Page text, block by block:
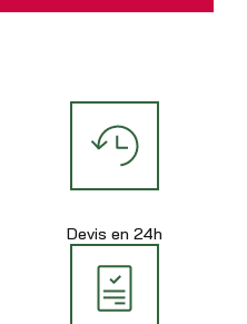
Devis en 24h